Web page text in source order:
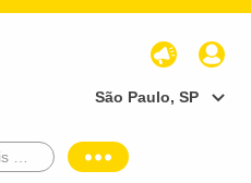
São Paulo, SP